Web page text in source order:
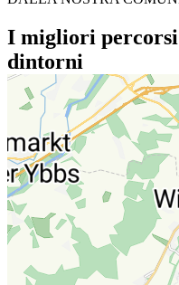
I migliori
dintorni